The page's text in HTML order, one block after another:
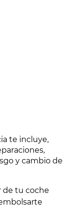
te incluye,
y cambio de
de tu coche